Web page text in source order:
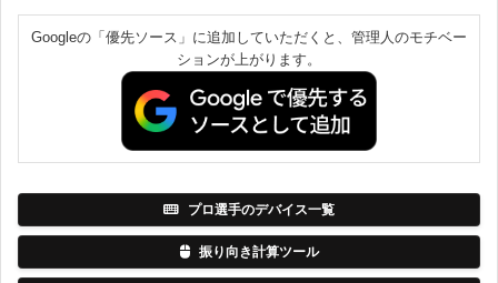
Googleの「優先ソース」に追加していただくと、管理人のモチベー
ションが上がります。
プロ選手のデバイス一覧
振り向き計算ツール